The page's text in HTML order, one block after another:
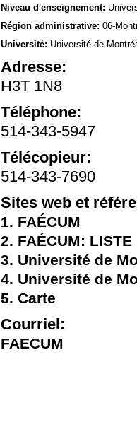
Niveau d'enseignement:
Région administrative: 06-
Université: Université de
Adresse:
H3T 1N8
Téléphone:
514-343-5947
Télécopieur:
514-343-7690
Sites web et
1. FAÉCUM
2. FAÉCUM: LISTE
3. Université de
4. Université de
5. Carte
Courriel:
FAECUM